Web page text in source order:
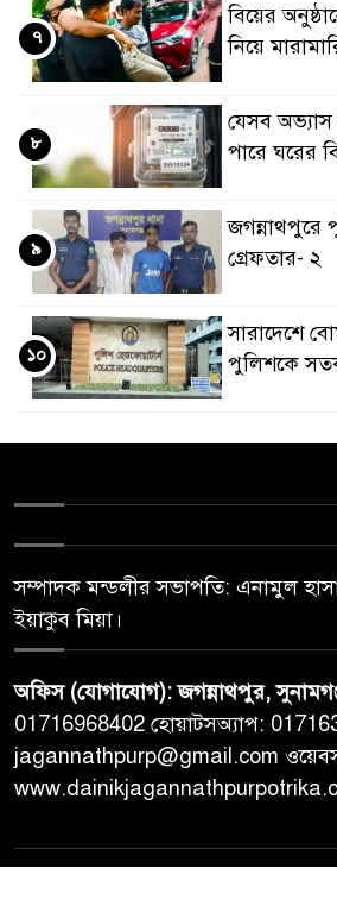
বিয়ের
নিয়ে
৭
যেসব অভ্যাস
পারে ঘরের
৮
জগন্নাথপুরে
গ্রেফতার- ২
৯
সারাদেশে
পুলিশকে
১০
সম্পাদক মন্ডলীর সভাপতি: এনামুল
ইয়াকুব মিয়া।
অফিস (যোগাযোগ): জগন্নাথপুর,
01716968402 হোয়াটসঅ্যাপ:
jagannathpurp@gmail.com